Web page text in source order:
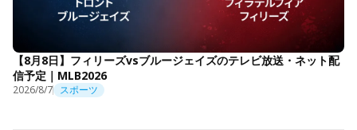
【8月8日】フィリーズvsブルージェイズのテレビ放送・ネット配
信予定｜MLB2026
2026/8/7 スポーツ